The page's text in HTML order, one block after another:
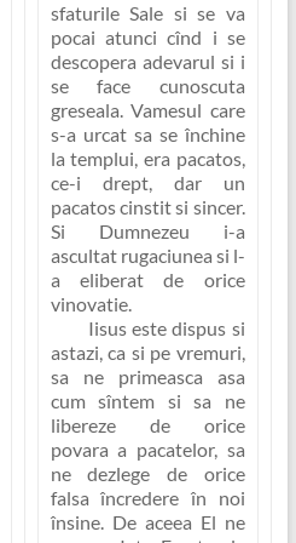
sfaturile Sale si se va
pocai atunci cînd i se
descopera adevarul si i
se face cunoscuta
greseala. Vamesul care
s-a urcat sa se închine
la templui, era pacatos,
ce-i drept, dar un
pacatos cinstit si sincer.
Si Dumnezeu i-a
ascultat rugaciunea si l-
a eliberat de orice
vinovatie.
Iisus este dispus si
astazi, ca si pe vremuri,
sa ne primeasca asa
cum sîntem si sa ne
libereze de orice
povara a pacatelor, sa
ne dezlege de orice
falsa încredere în noi
însine. De aceea El ne